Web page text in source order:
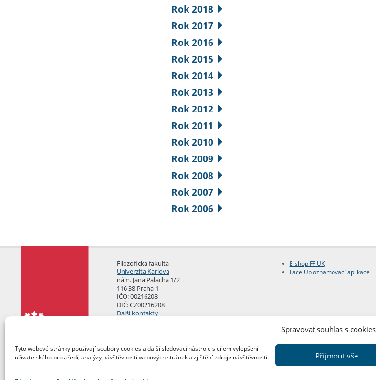
Spravovat souhlas s cookies
Tyto webové stránky používají soubory cookies a další sledovací nástroje s cílem vylepšení
uživatelského prostředí, analýzy návštěvnosti webových stránek a zjištění zdroje návštěvnosti.
Přijmout vše
Rok 2018
Rok 2017
Rok 2016
Rok 2015
Rok 2014
Rok 2013
Rok 2012
Rok 2011
Rok 2010
Rok 2009
Rok 2008
Rok 2007
Rok 2006
Filozofická fakulta
Univerzita Karlova
nám. Jana Palacha 1/2
116 38 Praha 1
IČO: 00216208
DIČ: CZ00216208
Další kontakty
E-shop FF UK
Face Up oznamovací aplikace